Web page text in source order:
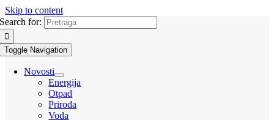
Skip to content
Search for:
Toggle Navigation
Novosti
Energija
Otpad
Priroda
Voda